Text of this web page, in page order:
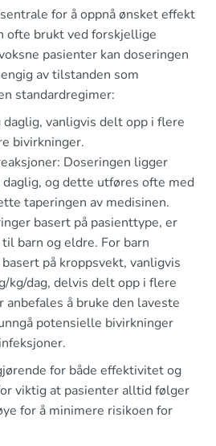
for å oppnå ønsket effekt
ofte brukt ved forskjellige
pasienter kan doseringen
av tilstanden som
standardregimer:
vanligvis delt opp i flere
bivirkninger.
Doseringen ligger
og dette utføres ofte med
taperingen av medisinen.
basert på pasienttype, er
barn og eldre. For barn
på kroppsvekt, vanligvis
kg/dag, delvis delt opp i flere
anbefales å bruke den laveste
potensielle bivirkninger
for både effektivitet og
viktig at pasienter alltid følger
for å minimere risikoen for